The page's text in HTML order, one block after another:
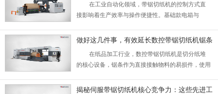
要打水漂。很多刚入行的朋友都会问：为什么出口纸
沫打包机一定要用胶合板打包装？这里面藏着不少全
行业踩坑踩出来的经验。...
在工业自动化领域，带锯切纸机的控制方式直
接影响着生产效率与操作便捷性。基础款电箱与
与性能上存在显著差异。本文将从控制逻辑、硬件结
制方式的不同之处。...
做好这几件事，有效延长数控带锯切纸机锯条
使用寿命
在纸品加工行业，数控带锯切纸机是切分纸堆
的核心设备，锯条作为直接接触物料的易损件，使用
都要更换好几次锯条，无形中增加了不少开支，其实
揭秘伺服带锯切纸机核心竞争力：这些先进工